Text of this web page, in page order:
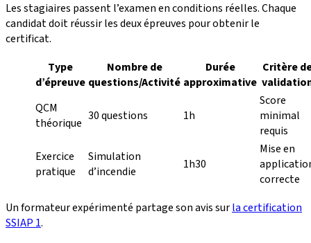
Les stagiaires passent l’examen en conditions réelles. Chaque
candidat doit réussir les deux épreuves pour obtenir le
certificat.
Type
d’épreuve
Nombre de
questions/Activité
Durée
approximative
Critère
QCM
théorique 30 questions 1h
Score
minimal
requis
Exercice
pratique
Simulation
d’incendie
1h30
Mise en
correcte
Un formateur expérimenté partage son avis surla certification
SSIAP 1.